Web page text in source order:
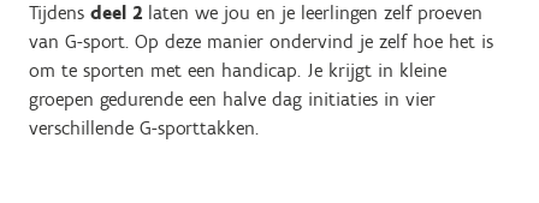
Tijdens deel 2 laten we jou en je leerlingen zelf proeven
van G-sport. Op deze manier ondervind je zelf hoe het is
om te sporten met een handicap. Je krijgt in kleine
groepen gedurende een halve dag initiaties in vier
verschillende G-sporttakken.